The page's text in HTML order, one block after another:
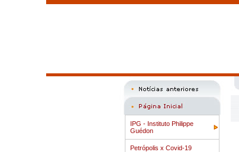
IPG - Instituto Philippe
Guédon
Petrópolis x Covid-19